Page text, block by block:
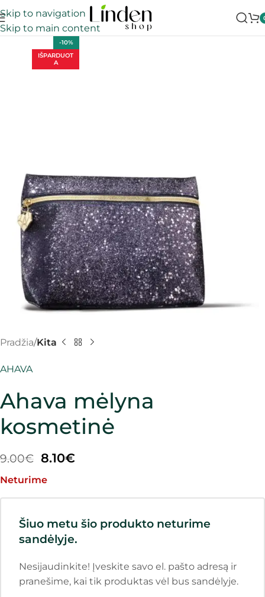
Skip to navigation
Skip to main content
-10%
IŠPARDUOT
A
Pradžia Kita
AHAVA
Ahava mėlyna
kosmetinė
9.00€ 8.10€
Neturime
Šiuo metu šio produkto neturime
sandėlyje.
Nesijaudinkite! Įveskite savo el. pašto adresą ir
pranešime, kai tik produktas vėl bus sandėlyje.